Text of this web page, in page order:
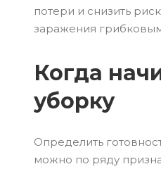
потери и снизить
заражения
Когда
уборку
Определить
можно по ряду